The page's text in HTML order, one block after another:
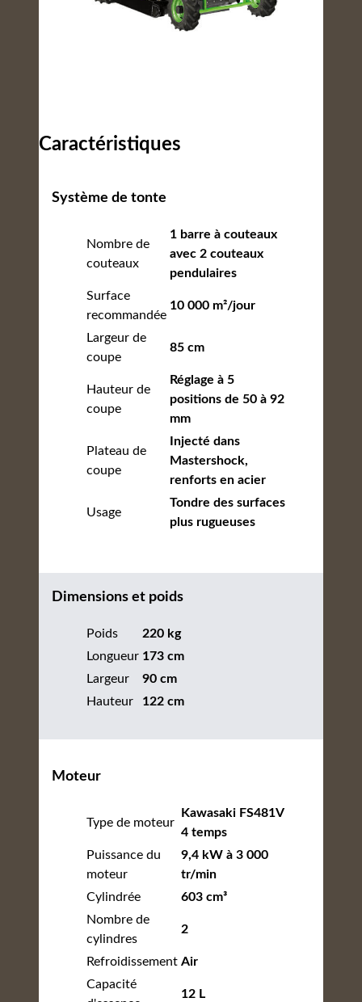
Caractéristiques
Système de tonte
Nombre de
couteaux
1 barre à couteaux
avec 2 couteaux
pendulaires
Surface
recommandée
10 000 m²/jour
Largeur de
coupe
85 cm
Hauteur de
coupe
Réglage à 5
positions de 50 à 92
mm
Plateau de
coupe
Injecté dans
Mastershock,
renforts en acier
Usage
Tondre des surfaces
plus rugueuses
Dimensions et poids
Poids
220 kg
Longueur 173 cm
Largeur
90 cm
Hauteur
122 cm
Moteur
Type de moteur
Kawasaki FS481V
4 temps
Puissance du
moteur
9,4 kW à 3 000
tr/min
Cylindrée
603 cm³
Nombre de
cylindres
2
Refroidissement Air
Capacité
12 L